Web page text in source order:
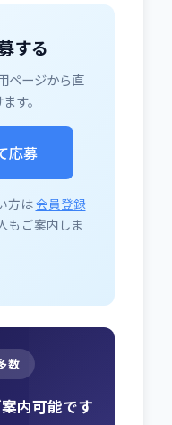
する
ページから直
す。
応募
方は会員登録
もご案内しま
数
内可能です